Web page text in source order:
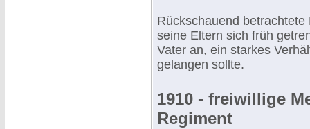
Rückschauend
seine Eltern sich früh
Vater an, ein starkes
gelangen sollte.
1910 - freiwillige
Regiment